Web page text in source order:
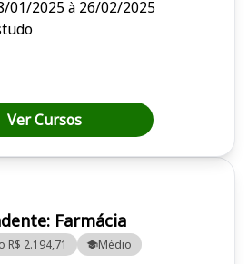
Farmácia
R$ 2.194,71 Médio
01/2025 à 26/02/2025
Ver Cursos